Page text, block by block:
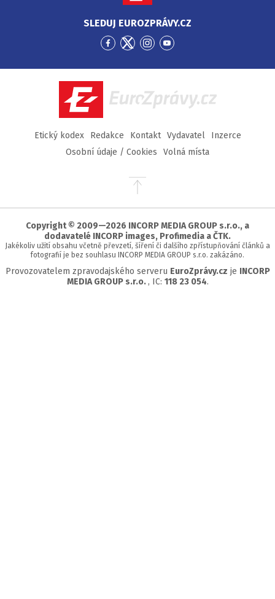
SLEDUJ EUROZPRÁVY.CZ
Přejít
Facebook
Přejít
Twitter
Přejít
Instagram
Přejít
YouTube
EuroZprávy.cz
Etický kodex Redakce Kontakt Vydavatel
Inzerce
Osobní údaje / Cookies
Volná místa
Přejít
stránky
Copyright © 2009—2026 INCORP MEDIA GROUP s.r.o., a
dodavatelé INCORP images, Profimedia a ČTK.
Jakékoliv užití obsahu včetně převzetí, šíření či dalšího zpřístupňování článků a
fotografií je bez souhlasu INCORP MEDIA GROUP s.r.o. zakázáno.
Provozovatelem zpravodajského serveru EuroZprávy.cz je INCORP
MEDIA GROUP s.r.o. , IC: 118 23 054.